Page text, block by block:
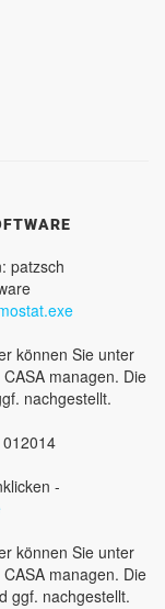
patzsch
können Sie unter
managen. Die
nachgestellt.
-
können Sie unter
managen. Die
ggf. nachgestellt.